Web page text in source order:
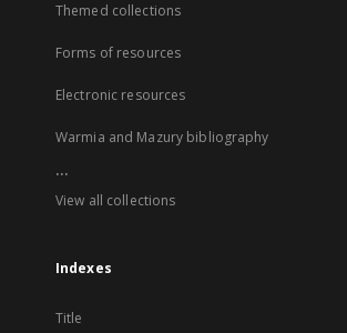
Themed collections
Forms of resources
Electronic resources
Warmia and Mazury bibliography
...
View all collections
Indexes
Title